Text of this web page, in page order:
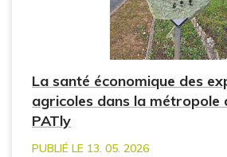
La santé économique des
agricoles dans la métropole
PATly
PUBLIÉ LE 13. 05. 2026